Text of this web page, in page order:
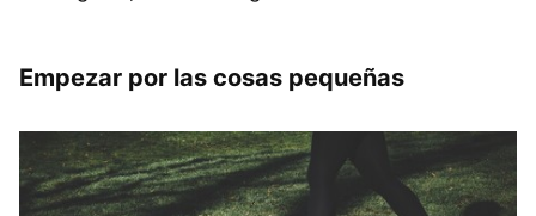
Empezar por las cosas pequeñas